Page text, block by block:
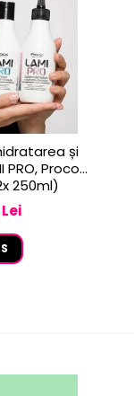
și
PRO, Proco
250ml)